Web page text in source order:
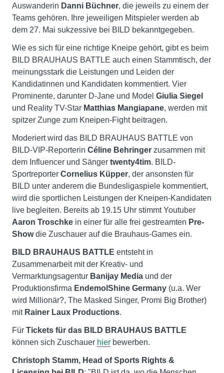
Auswanderin Danni Büchner, die jeweils zu einem der
Teams gehören. Ihre jeweiligen Mitspieler werden ab
dem 27. Mai sukzessive bei BILD bekanntgegeben.
Wie es sich für eine richtige Kneipe gehört, gibt es beim
BILD BRAUHAUS BATTLE auch einen Stammtisch, der
meinungsstark die Leistungen und Leiden der
Kandidatinnen und Kandidaten kommentiert. Vier
Prominente, darunter D-Jane und Model Giulia Siegel
und Reality TV-Star Matthias Mangiapane, werden mit
spitzer Zunge zum Kneipen-Fight beitragen.
Moderiert wird das BILD BRAUHAUS BATTLE von
BILD-VIP-Reporterin Céline Behringer zusammen mit
dem Influencer und Sänger twenty4tim. BILD-
Sportreporter Cornelius Küpper, der ansonsten für
BILD unter anderem die Bundesligaspiele kommentiert,
wird die sportlichen Leistungen der Kneipen-Kandidaten
live begleiten. Bereits ab 19.15 Uhr stimmt Youtuber
Aaron Troschke in einer für alle frei gestreamten Pre-
Showdie Zuschauer auf die Brauhaus-Games ein.
BILD BRAUHAUS BATTLE entsteht in
Zusammenarbeit mit der Kreativ- und
Vermarktungsagentur Banijay Media und der
Produktionsfirma EndemolShine Germany (u.a. Wer
wird Millionär?, The Masked Singer, Promi Big Brother)
mit Rainer Laux Productions.
Für Tickets für das BILD BRAUHAUS BATTLE
können sich Zuschauer hier bewerben.
Christoph Stamm, Head of Sports Rights &